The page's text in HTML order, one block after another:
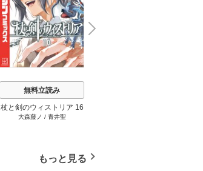
無料立読み
杖と剣のウィストリア 16
巻
大森藤ノ / 青井聖
N
e
x
t
もっと見る